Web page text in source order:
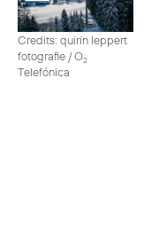
Credits: quirin leppert
fotografie / O2
Telefónica